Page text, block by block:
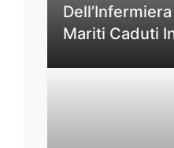
Mariti Caduti